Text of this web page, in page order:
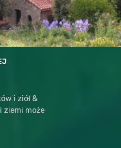
WIĘCEJ
i ziół &
ziemi może